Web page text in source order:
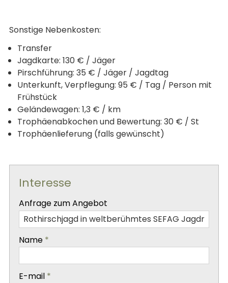
Sonstige Nebenkosten:
Transfer
Jagdkarte: 130 € / Jäger
Pirschführung: 35 € / Jäger / Jagdtag
Unterkunft, Verpflegung: 95 € / Tag / Person mit
Frühstück
Geländewagen: 1,3 € / km
Trophäenabkochen und Bewertung: 30 € / St
Trophäenlieferung (falls gewünscht)
Interesse
Anfrage zum Angebot
Name *
E-mail *